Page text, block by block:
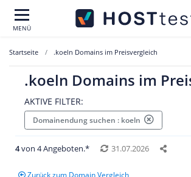
MENÜ
Startseite .koeln Domains im Preisvergleich
.koeln Domains im
AKTIVE FILTER:
Domainendung suchen : koeln
4von 4 Angeboten.* 31.07.2026